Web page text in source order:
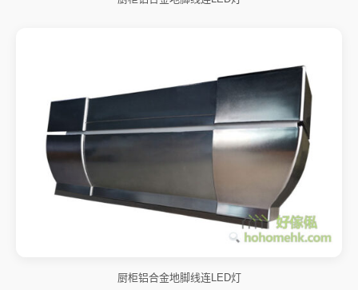
厨柜铝合金地脚线连LED灯